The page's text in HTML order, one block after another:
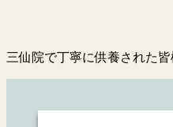
三仙院で丁寧に供養された